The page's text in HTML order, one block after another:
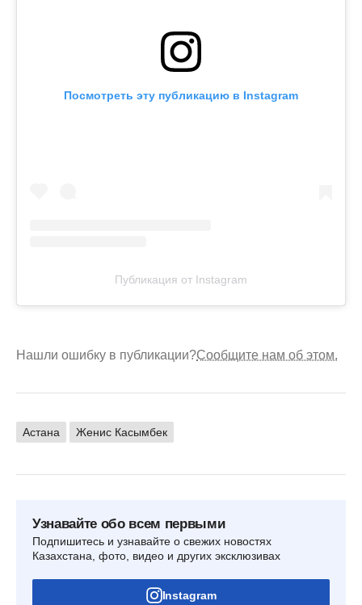
Посмотреть эту публикацию в Instagram
Публикация от Instagram
Нашли ошибку в публикации?Сообщите нам об этом.
Астана Женис Касымбек
Узнавайте обо всем первыми
Подпишитесь и узнавайте о свежих новостях
Казахстана, фото, видео и других эксклюзивах
Instagram